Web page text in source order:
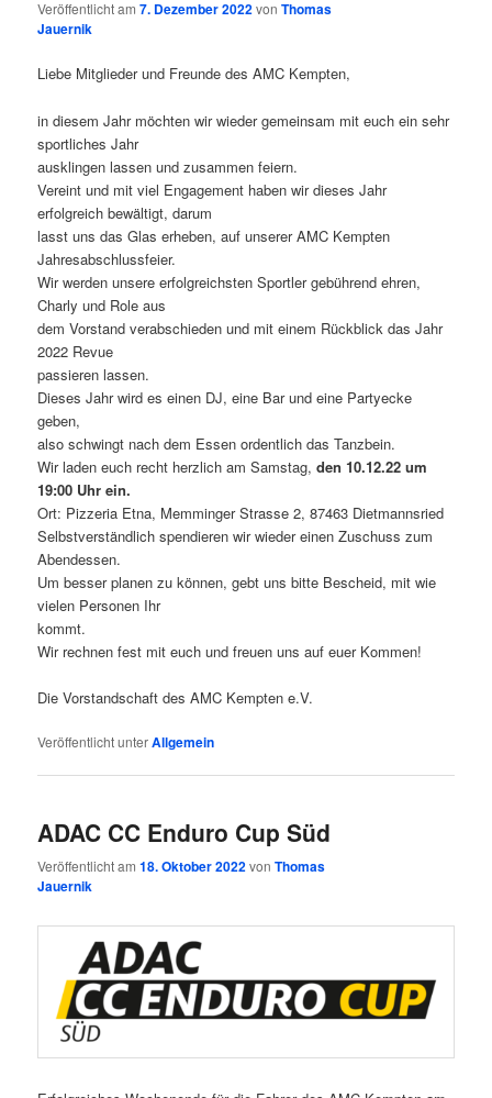
Veröffentlicht am7. Dezember 2022vonThomas
Jauernik
Liebe Mitglieder und Freunde des AMC Kempten,
in diesem Jahr möchten wir wieder gemeinsam mit euch ein sehr
sportliches Jahr
ausklingen lassen und zusammen feiern.
Vereint und mit viel Engagement haben wir dieses Jahr
erfolgreich bewältigt, darum
lasst uns das Glas erheben, auf unserer AMC Kempten
Jahresabschlussfeier.
Wir werden unsere erfolgreichsten Sportler gebührend ehren,
Charly und Role aus
dem Vorstand verabschieden und mit einem Rückblick das Jahr
2022 Revue
passieren lassen.
Dieses Jahr wird es einen DJ, eine Bar und eine Partyecke
geben,
also schwingt nach dem Essen ordentlich das Tanzbein.
Wir laden euch recht herzlich am Samstag,den 10.12.22 um
19:00 Uhr ein.
Ort: Pizzeria Etna, Memminger Strasse 2, 87463 Dietmannsried
Selbstverständlich spendieren wir wieder einen Zuschuss zum
Abendessen.
Um besser planen zu können, gebt uns bitte Bescheid, mit wie
vielen Personen Ihr
kommt.
Wir rechnen fest mit euch und freuen uns auf euer Kommen!
Die Vorstandschaft des AMC Kempten e.V.
Veröffentlicht unterAllgemein
ADAC CC Enduro Cup Süd
Veröffentlicht am18. Oktober 2022vonThomas
Jauernik